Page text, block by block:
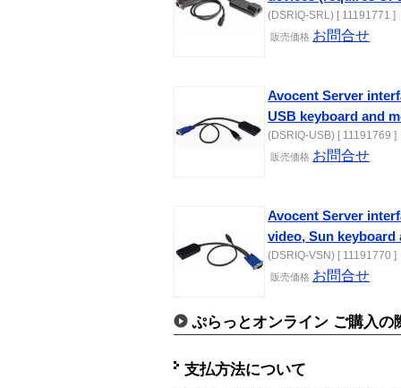
(DSRIQ-SRL) [ 11191771 ]
販売価格 お問合せ
Avocent Server
USB keyboard and
(DSRIQ-USB) [ 11191769 ]
販売価格 お問合せ
Avocent Server
video, Sun keyboard
(DSRIQ-VSN) [ 11191770 ]
販売価格 お問合せ
ぷらっとオンライン ご購入の
支払方法について